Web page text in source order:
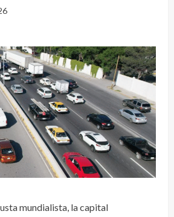
mundialista, la capital